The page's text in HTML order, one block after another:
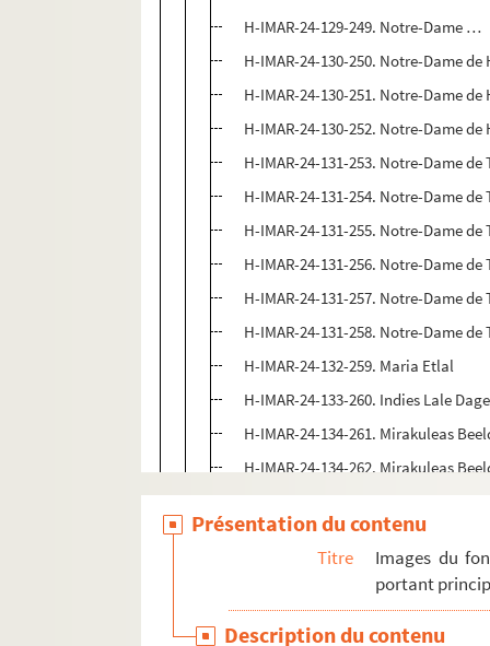
H-IMAR-24-129-249. Notre-Dame …
H-IMAR-24-130-250. Notre-Dame de
H-IMAR-24-130-251. Notre-Dame de
H-IMAR-24-130-252. Notre-Dame de
H-IMAR-24-131-253. Notre-Dame
H-IMAR-24-131-254. Notre-Dame
H-IMAR-24-131-255. Notre-Dame
H-IMAR-24-131-256. Notre-Dame
H-IMAR-24-131-257. Notre-Dame
H-IMAR-24-131-258. Notre-Dame
H-IMAR-24-132-259. Maria Etlal
H-IMAR-24-133-260. Indies Lale
H-IMAR-24-134-261. Mirakuleas
H-IMAR-24-134-262. Mirakuleas
H-IMAR-24-134-263. Mirakuleas
H-IMAR-24-134-264. Mirakuleas
H-IMAR-24-134-265. Mirakuleas
H-IMAR-24-135-267. Sainte Marie de
Présentation du contenu
Titre
Images du
portant
Description du contenu